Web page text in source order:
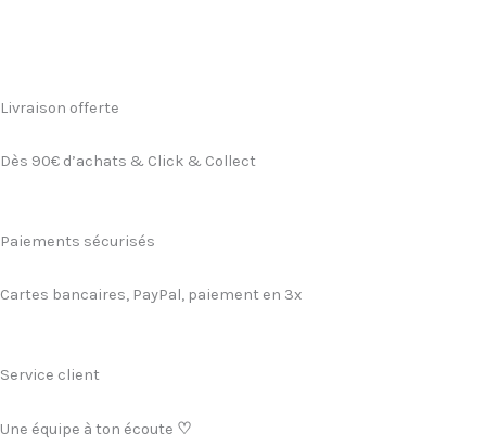
Livraison offerte
Dès 90€ d’achats & Click & Collect
Paiements sécurisés
Cartes bancaires, PayPal, paiement en 3x
Service client
Une équipe à ton écoute ♡